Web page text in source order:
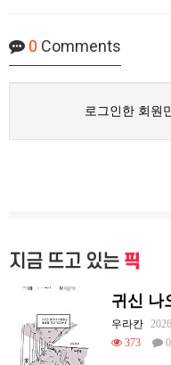
0 Comments
로그인한 회원
지금 뜨고 있는 픽
귀신 나
우라칸
373
0